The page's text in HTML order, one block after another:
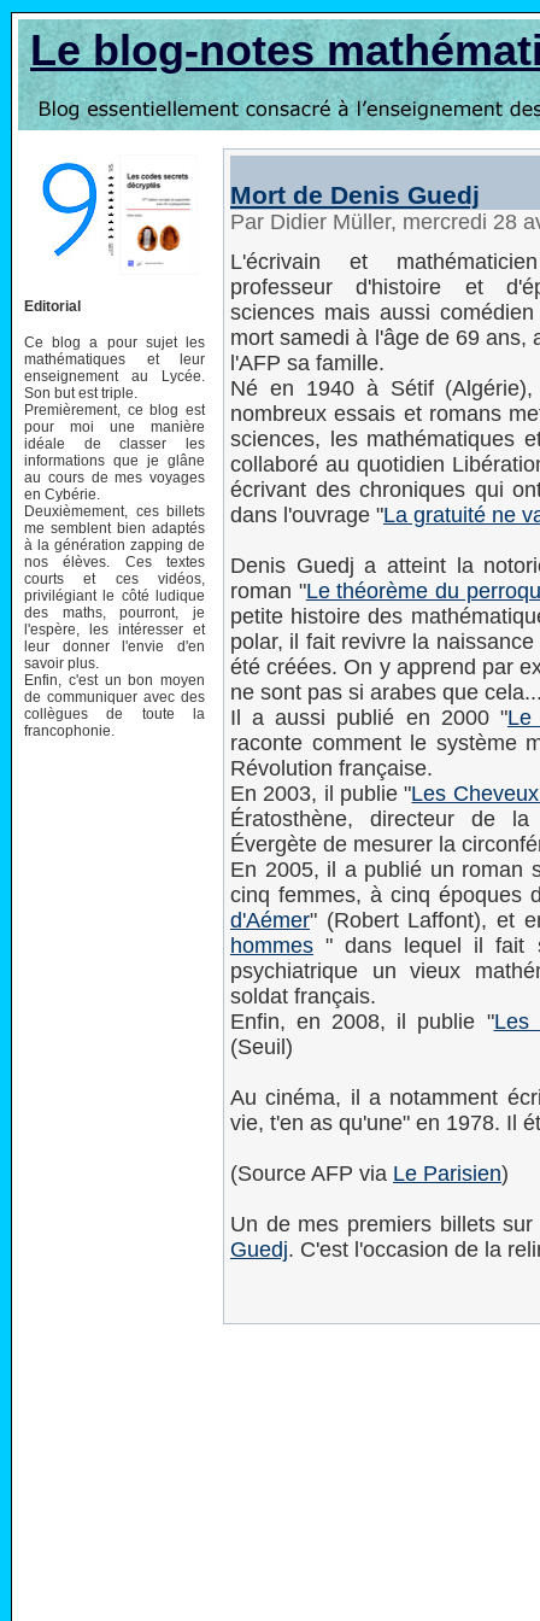
Le blog-notes
Editorial
Ce blog a pour sujet les
mathématiques et leur
enseignement au Lycée.
Son but est triple.
Premièrement, ce blog est
pour moi une manière
idéale de classer les
informations que je glâne
au cours de mes voyages
en Cybérie.
Deuxièmement, ces billets
me semblent bien adaptés
à la génération zapping de
nos élèves. Ces textes
courts et ces vidéos,
privilégiant le côté ludique
des maths, pourront, je
l'espère, les intéresser et
leur donner l'envie d'en
savoir plus.
Enfin, c'est un bon moyen
de communiquer avec des
collègues de toute la
francophonie.
Mort de Denis Guedj
Par Didier Müller, mercredi 28
L'écrivain et
professeur d'histoire et
sciences mais aussi
mort samedi à l'âge de 69 ans,
l'AFP sa famille.
Né en 1940 à Sétif
nombreux essais et romans
sciences, les mathématiques
collaboré au quotidien
écrivant des chroniques qui
dans l'ouvrage "La gratuité ne
Denis Guedj a atteint la
roman "Le théorème du
petite histoire des
polar, il fait revivre la
été créées. On y apprend par
ne sont pas si arabes que
Il a aussi publié en 2000 "Le
raconte comment le système
Révolution française.
En 2003, il publie "Les
Ératosthène, directeur de
Évergète de mesurer la
En 2005, il a publié un roman
cinq femmes, à cinq époques
d'Aémer" (Robert Laffont), et
hommes " dans lequel il fait
psychiatrique un vieux
soldat français.
Enfin, en 2008, il publie "Les
(Seuil)
Au cinéma, il a notamment
vie, t'en as qu'une" en 1978. Il
(Source AFP via Le Parisien)
Un de mes premiers billets
Guedj. C'est l'occasion de la